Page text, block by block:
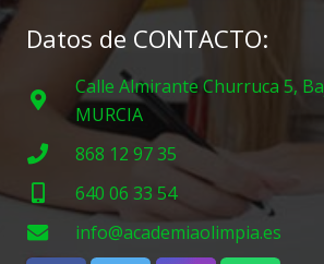
Datos de CONTACTO:
Calle Almirante Churruca 5,
MURCIA
868 12 97 35
640 06 33 54
info@academiaolimpia.es